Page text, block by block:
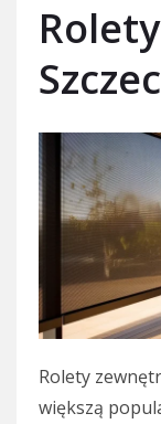
Rolety
większą